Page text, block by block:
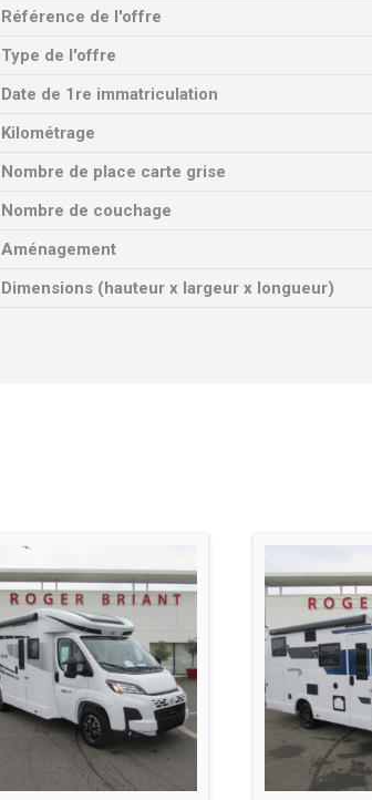
Référence de l'offre
Type de l'offre
Date de 1re immatriculation
Kilométrage
Nombre de place carte grise
Nombre de couchage
Aménagement
Dimensions (hauteur x largeur x longueur)